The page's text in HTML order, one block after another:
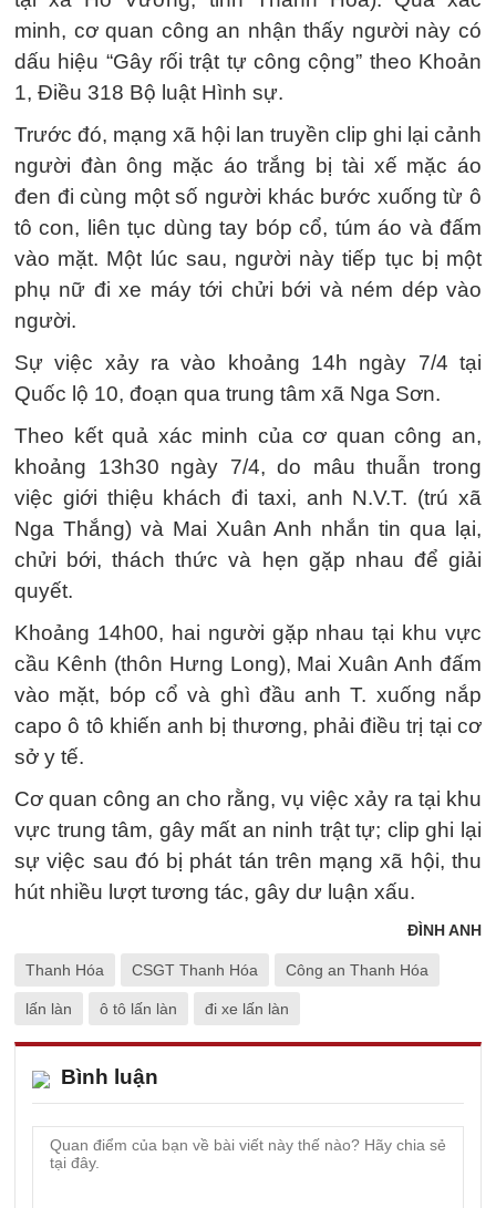
minh, cơ quan công an nhận thấy người này có
dấu hiệu “Gây rối trật tự công cộng” theo Khoản
1, Điều 318 Bộ luật Hình sự.
Trước đó, mạng xã hội lan truyền clip ghi lại cảnh
người đàn ông mặc áo trắng bị tài xế mặc áo
đen đi cùng một số người khác bước xuống từ ô
tô con, liên tục dùng tay bóp cổ, túm áo và đấm
vào mặt. Một lúc sau, người này tiếp tục bị một
phụ nữ đi xe máy tới chửi bới và ném dép vào
người.
Sự việc xảy ra vào khoảng 14h ngày 7/4 tại
Quốc lộ 10, đoạn qua trung tâm xã Nga Sơn.
Theo kết quả xác minh của cơ quan công an,
khoảng 13h30 ngày 7/4, do mâu thuẫn trong
việc giới thiệu khách đi taxi, anh N.V.T. (trú xã
Nga Thắng) và Mai Xuân Anh nhắn tin qua lại,
chửi bới, thách thức và hẹn gặp nhau để giải
quyết.
Khoảng 14h00, hai người gặp nhau tại khu vực
cầu Kênh (thôn Hưng Long), Mai Xuân Anh đấm
vào mặt, bóp cổ và ghì đầu anh T. xuống nắp
capo ô tô khiến anh bị thương, phải điều trị tại cơ
sở y tế.
Cơ quan công an cho rằng, vụ việc xảy ra tại khu
vực trung tâm, gây mất an ninh trật tự; clip ghi lại
sự việc sau đó bị phát tán trên mạng xã hội, thu
hút nhiều lượt tương tác, gây dư luận xấu.
ĐÌNH ANH
Thanh Hóa CSGT Thanh Hóa Công an Thanh Hóa
lấn làn ô tô lấn làn đi xe lấn làn
Bình luận